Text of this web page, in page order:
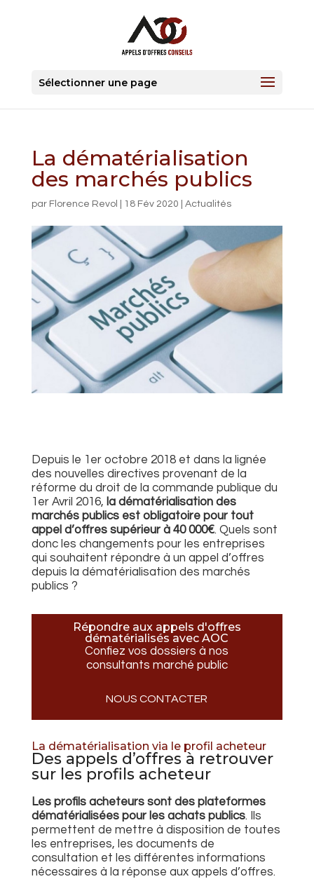
Sélectionner une page
La dématérialisation
des marchés publics
par Florence Revol 18 Fév 2020 Actualités
Depuis le 1er octobre 2018 et dans la lignée
des nouvelles directives provenant de la
réforme du droit de la commande publique du
1er Avril 2016, la dématérialisation des
marchés publics est obligatoire pour tout
appel d’offres supérieur à 40 000€. Quels sont
donc les changements pour les entreprises
qui souhaitent répondre à un appel d’offres
depuis la dématérialisation des marchés
publics ?
Répondre aux appels d'offres
dématérialisés avec AOC
Confiez vos dossiers à nos
consultants marché public
NOUS CONTACTER
La dématérialisation via le profil acheteur
Des appels d’offres à retrouver
sur les profils acheteur
Les profils acheteurs sont des plateformes
dématérialisées pour les achats publics. Ils
permettent de mettre à disposition de toutes
les entreprises, les documents de
consultation et les différentes informations
nécessaires à la réponse aux appels d’offres.